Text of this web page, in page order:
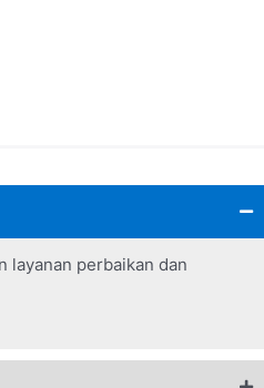
layanan perbaikan dan